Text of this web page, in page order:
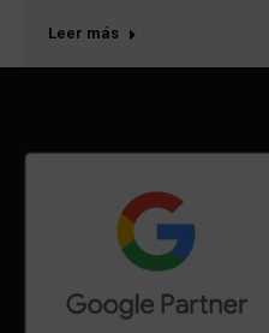
Leer más